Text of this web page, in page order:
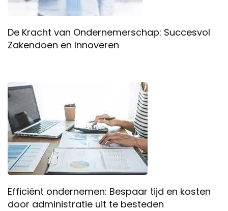
De Kracht van Ondernemerschap: Succesvol
Zakendoen en Innoveren
Efficiënt ondernemen: Bespaar tijd en kosten
door administratie uit te besteden